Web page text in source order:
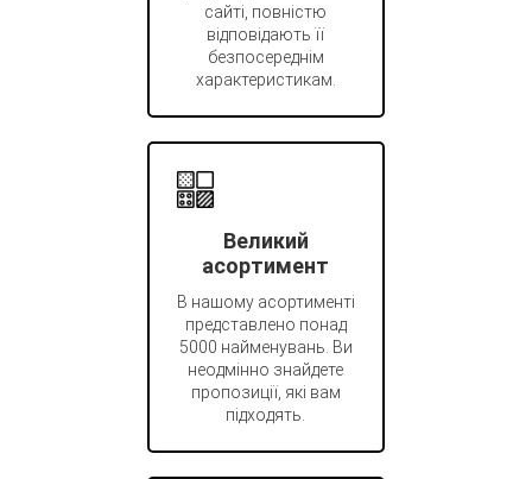
сайті, повністю
відповідають її
безпосереднім
характеристикам.
Великий
асортимент
В нашому асортименті
представлено понад
5000 найменувань. Ви
неодмінно знайдете
пропозиції, які вам
підходять.